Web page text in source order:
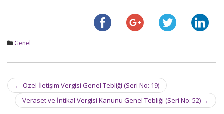
Genel
Post
navigation
← Özel İletişim Vergisi Genel Tebliği (Seri No: 19)
Veraset ve İntikal Vergisi Kanunu Genel Tebliği (Seri No: 52) →